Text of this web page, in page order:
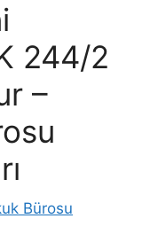
244/2
–
Bürosu